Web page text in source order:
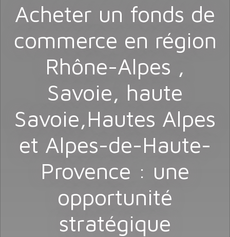
Acheter un fonds de
commerce en région
Rhône-Alpes ,
Savoie, haute
Savoie,Hautes Alpes
et Alpes-de-Haute-
Provence : une
opportunité
stratégique